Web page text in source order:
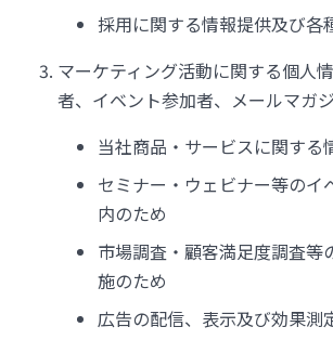
採用に関する情報提供及び各
マーケティング活動に関する個人
者、イベント参加者、メールマガ
当社商品・サービスに関する
セミナー・ウェビナー等のイ
内のため
市場調査・顧客満足度調査等
施のため
広告の配信、表示及び効果測